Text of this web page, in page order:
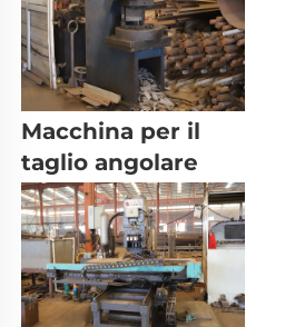
Macchina per il
taglio angolare